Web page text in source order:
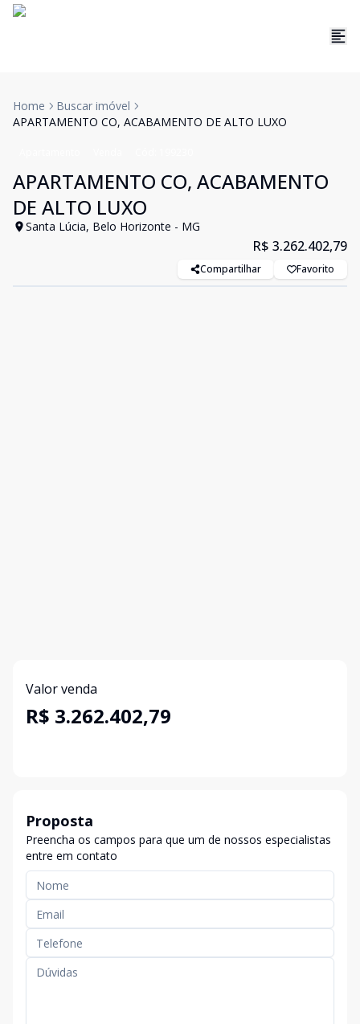
Home
Buscar imóvel
APARTAMENTO CO, ACABAMENTO DE ALTO LUXO
APARTAMENTO CO, ACABAMENTO
DE ALTO LUXO
Santa Lúcia, Belo Horizonte - MG
R$ 3.262.402,79
Compartilhar Favorito
Valor venda
R$ 3.262.402,79
Proposta
Preencha os campos para que um de nossos especialistas
entre em contato